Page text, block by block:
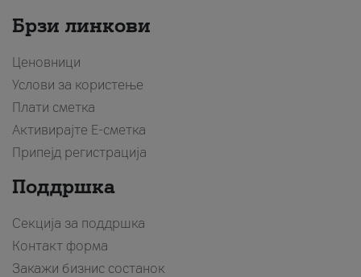
Брзи линкови
Ценовници
Услови за користење
Плати сметка
Активирајте Е-сметка
Припејд регистрација
Поддршка
Секција за поддршка
Контакт форма
Закажи бизнис состанок